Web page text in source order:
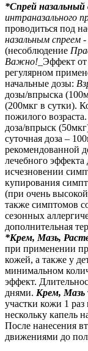
*Спрей назальный
интраназального
проводиться под
назальным спреем -
(несоблюдение
Важно! _Эффект
регулярном
начальные дозы:
дозы/впрыска
(200мкг в сутки).
пожилого возраста.
доза/впрыск
суточная доза –
рекомендованной
лечебного
исчезновении
купирования
(при очень
также симптомов
сезонных
дополнительная
*Крем, Мазь,
при применении
кожей, а также у
минимальном
эффект.
днями. Крем, Мазь
участки кожи 1 раз
нескольку капель
После нанесения
движениями до